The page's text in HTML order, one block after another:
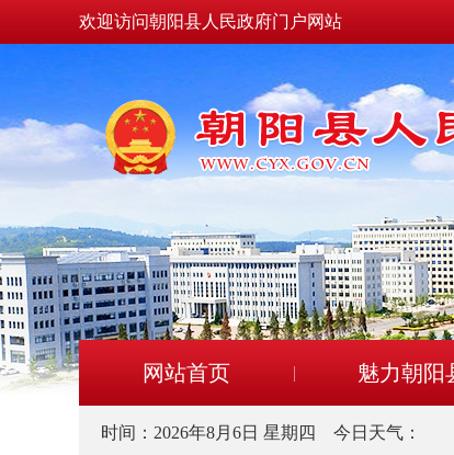
欢迎访问朝阳县人民政府门户网站
网站首页 魅力朝阳
时间： 2026年8月6日 星期四 今日天气：